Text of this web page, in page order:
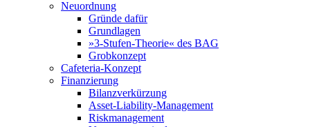
Neuordnung
Gründe dafür
Grundlagen
»3-Stufen-Theorie« des BAG
Grobkonzept
Cafeteria-Konzept
Finanzierung
Bilanzverkürzung
Asset-Liability-Management
Riskmanagement